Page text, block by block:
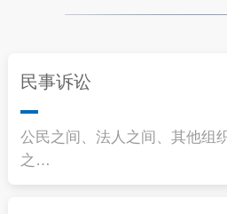
民事诉讼
公民之间、法人之间、其他组
之…